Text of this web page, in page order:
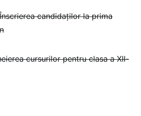
candidaților la prima
cursurilor pentru clasa a XII-